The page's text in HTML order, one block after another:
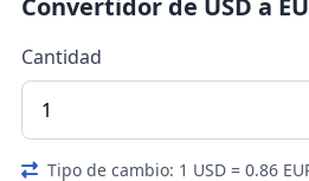
Convertidor de USD a
Cantidad
Tipo de cambio: 1 USD = 0.86